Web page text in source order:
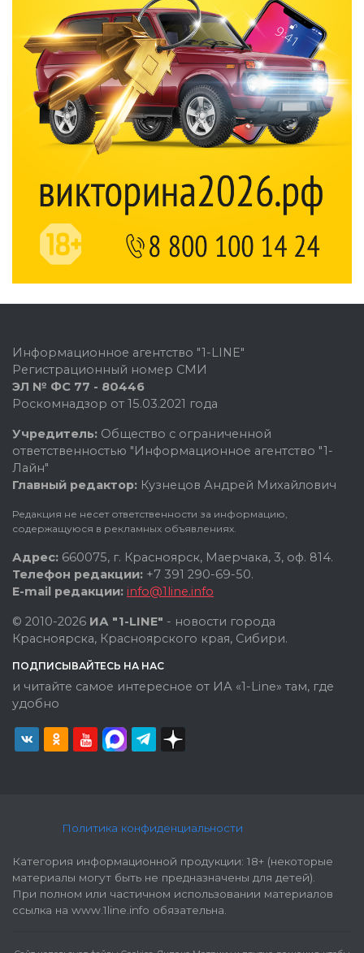
Информационное агентство "1-LINE"
Регистрационный номер СМИ
ЭЛ № ФС 77 - 80446
Роскомнадзор от 15.03.2021 года
Учредитель: Общество с ограниченной
ответственностью "Информационное агентство "1-
Лайн"
Главный редактор: Кузнецов Андрей Михайлович
Редакция не несет ответственности за информацию,
содержащуюся в рекламных объявлениях.
Адрес: 660075, г. Красноярск, Маерчака, 3, оф. 814.
Телефон редакции: +7 391 290-69-50.
E-mail редакции: info@1line.info
© 2010-2026 ИА "1-LINE" - новости города
Красноярска, Красноярского края, Сибири.
ПОДПИСЫВАЙТЕСЬ НА НАС
и читайте самое интересное от ИА «1-Line» там, где
удобно
Политика конфиденциальности
Категория информационной продукции: 18+ (некоторые
материалы могут быть не предназначены для детей).
При полном или частичном использовании материалов
ссылка на www.1line.info обязательна.